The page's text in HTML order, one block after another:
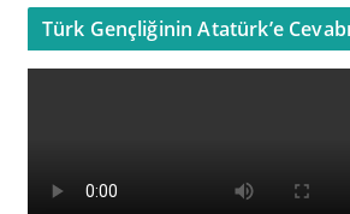
Türk Gençliğinin Atatürk’e Cevabı